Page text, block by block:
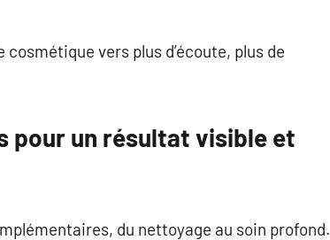
vers plus d’écoute, plus de
pour un résultat visible et
du nettoyage au soin profond.